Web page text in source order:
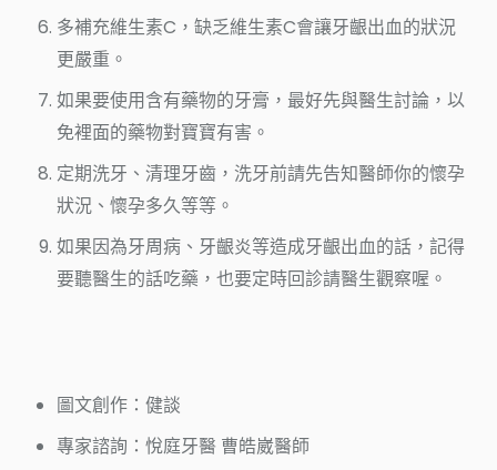
多補充維生素C，缺乏維生素C會讓牙齦出血的狀況
更嚴重。
如果要使用含有藥物的牙膏，最好先與醫生討論，以
免裡面的藥物對寶寶有害。
定期洗牙、清理牙齒，洗牙前請先告知醫師你的懷孕
狀況、懷孕多久等等。
如果因為牙周病、牙齦炎等造成牙齦出血的話，記得
要聽醫生的話吃藥，也要定時回診請醫生觀察喔。
圖文創作：健談
專家諮詢：悅庭牙醫 曹皓崴醫師